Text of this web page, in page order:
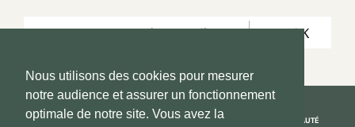
Nous utilisons des cookies pour mesurer
notre audience et assurer un fonctionnement
optimale de notre site. Vous avez la
OK
REJOIGNEZ LA COMMUNAUTÉ